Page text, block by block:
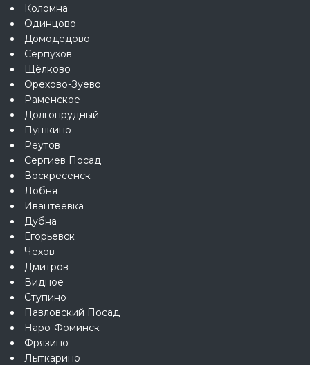
Коломна
Одинцово
Домодедово
Серпухов
Щёлково
Орехово-Зуево
Раменское
Долгопрудный
Пушкино
Реутов
Сергиев Посад
Воскресенск
Лобня
Ивантеевка
Дубна
Егорьевск
Чехов
Дмитров
Видное
Ступино
Павловский Посад
Наро-Фоминск
Фрязино
Лыткарино